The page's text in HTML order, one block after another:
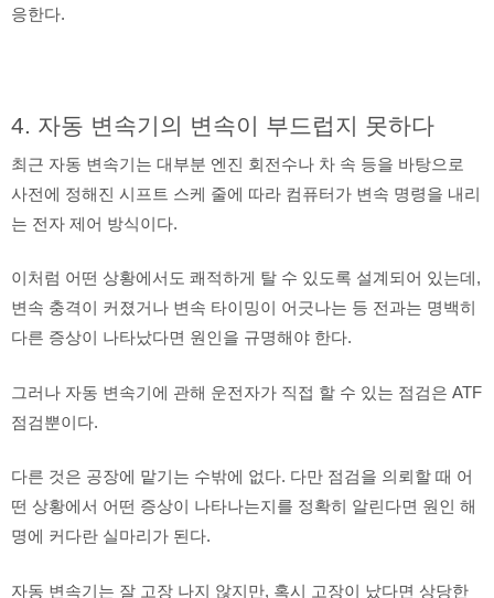
응한다.
4. 자동 변속기의 변속이 부드럽지 못하다
최근 자동 변속기는 대부분 엔진 회전수나 차 속 등을 바탕으로
사전에 정해진 시프트 스케 줄에 따라 컴퓨터가 변속 명령을 내리
는 전자 제어 방식이다.
이처럼 어떤 상황에서도 쾌적하게 탈 수 있도록 설계되어 있는데,
변속 충격이 커졌거나 변속 타이밍이 어긋나는 등 전과는 명백히
다른 증상이 나타났다면 원인을 규명해야 한다.
그러나 자동 변속기에 관해 운전자가 직접 할 수 있는 점검은 ATF
점검뿐이다.
다른 것은 공장에 맡기는 수밖에 없다. 다만 점검을 의뢰할 때 어
떤 상황에서 어떤 증상이 나타나는지를 정확히 알린다면 원인 해
명에 커다란 실마리가 된다.
자동 변속기는 잘 고장 나지 않지만, 혹시 고장이 났다면 상당한